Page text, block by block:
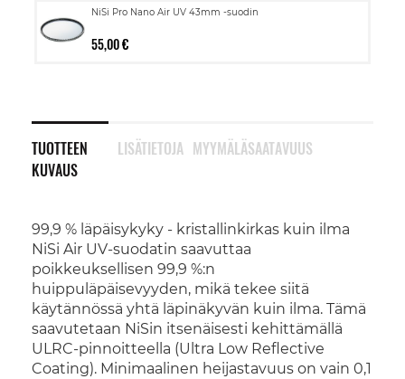
NiSi Pro Nano Air UV 43mm -suodin
55,00 €
TUOTTEEN
KUVAUS
99,9 % läpäisykyky - kristallinkirkas kuin ilma
NiSi Air UV-suodatin saavuttaa
poikkeuksellisen 99,9 %:n
huippuläpäisevyyden, mikä tekee siitä
käytännössä yhtä läpinäkyvän kuin ilma. Tämä
saavutetaan NiSin itsenäisesti kehittämällä
ULRC-pinnoitteella (Ultra Low Reflective
Coating). Minimaalinen heijastavuus on vain 0,1
LISÄTIETOJA MYYMÄLÄSAATAVUUS